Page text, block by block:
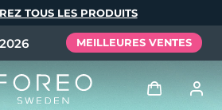
TOUS LES PRODUITS
MEILLEURES VENTES